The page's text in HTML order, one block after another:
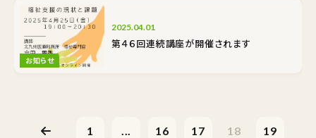
お知らせ
2025.04.01
第４６回連続講座が開催されます
1 ... 16 17 18 19